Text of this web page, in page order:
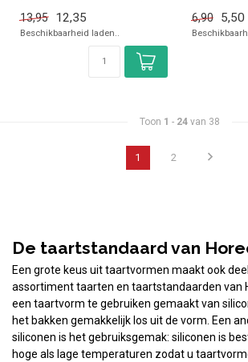
13,95
12,35
Beschikbaarheid laden..
6,90
5,50
Toon 1 - 24 van 38
1 2
De taartstandaard van
Een grote keus uit taartvormen maakt ook
assortiment taarten en taartstandaarden van
een taartvorm te gebruiken gemaakt van
het bakken gemakkelijk los uit de vorm. Een
siliconen is het gebruiksgemak: siliconen is
hoge als lage temperaturen zodat u